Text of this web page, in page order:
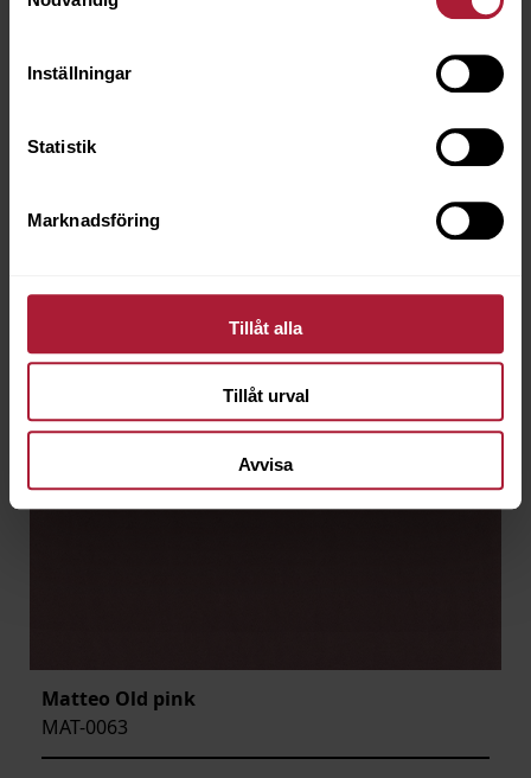
Inställningar
Statistik
Marknadsföring
Tillåt alla
Tillåt urval
Avvisa
Matteo Old pink
MAT-0063